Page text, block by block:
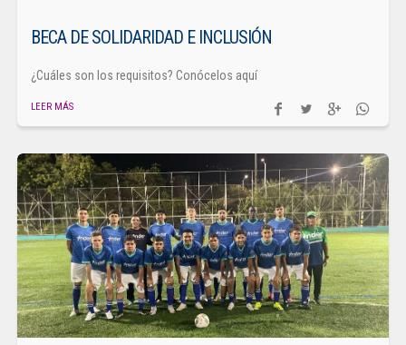
BECA DE SOLIDARIDAD E INCLUSIÓN
¿Cuáles son los requisitos? Conócelos aquí
LEER MÁS